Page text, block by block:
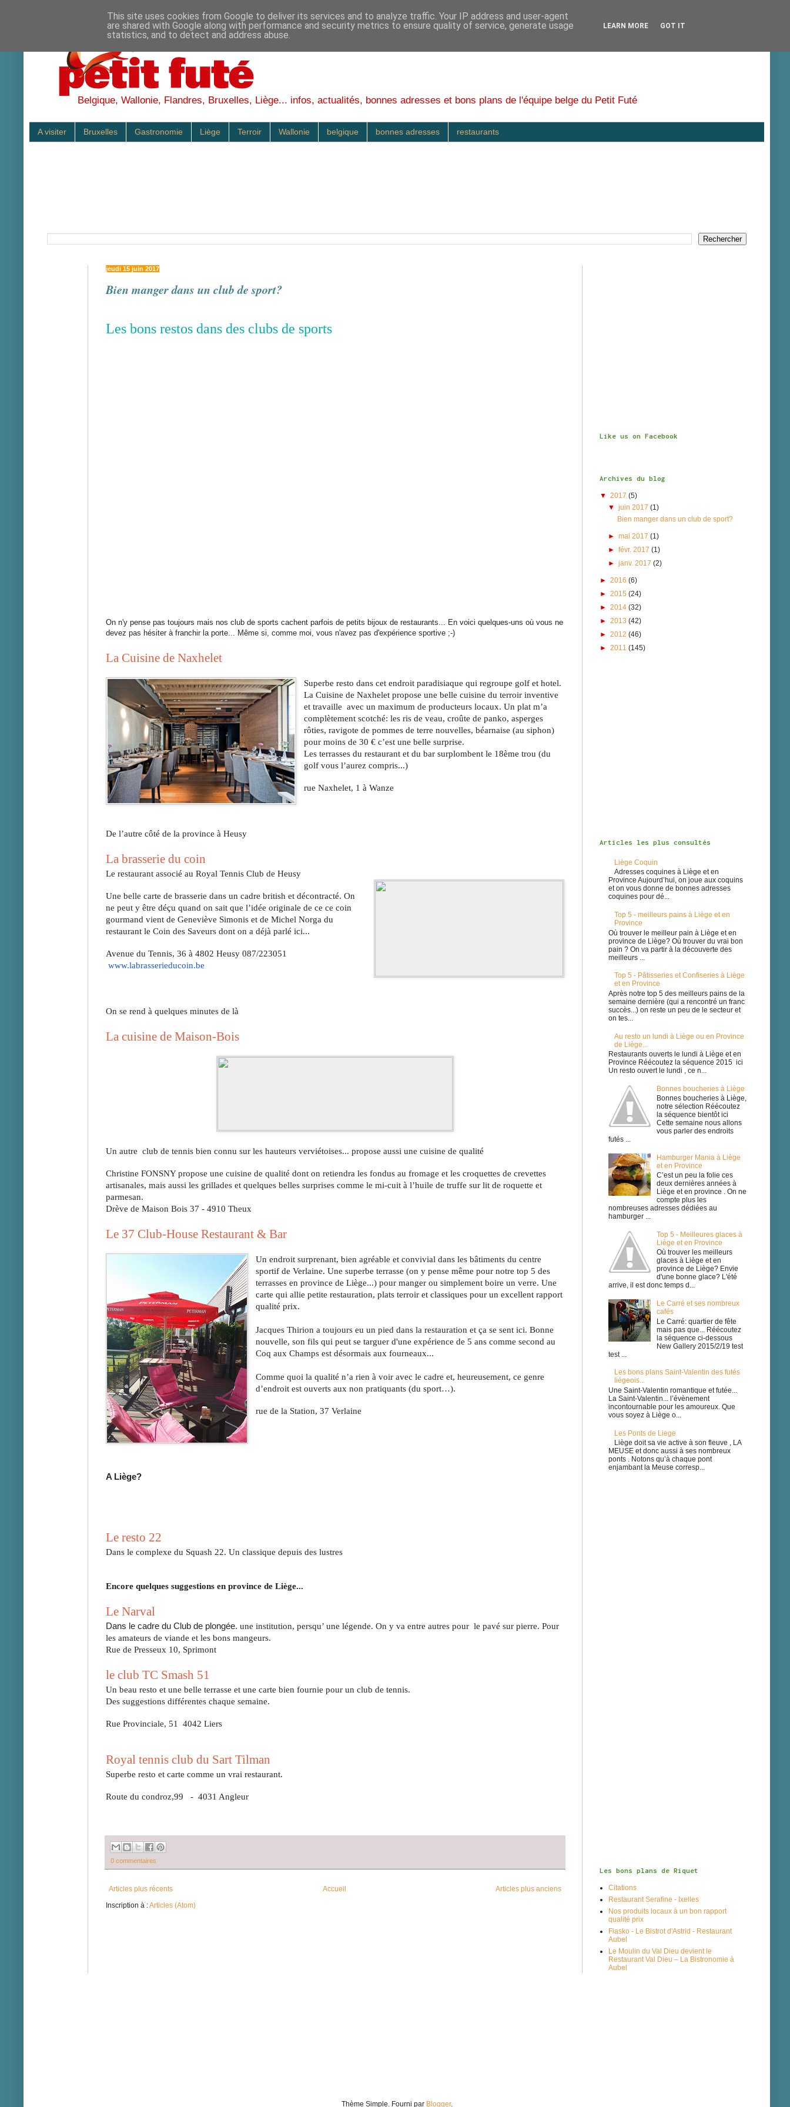
Belgique, Wallonie, Flandres, Bruxelles, Liège... infos, actualités, bonnes adresses et bons plans de l'équipe belge du Petit Futé
A visiter Bruxelles Gastronomie Liège Terroir Wallonie belgique bonnes adresses restaurants
jeudi 15 juin 2017
Bien manger dans un club de sport?
Les bons restos dans des clubs de sports
On n'y pense pas toujours mais nos club de sports cachent parfois de petits bijoux de restaurants... En voici quelques-uns où vous ne
devez pas hésiter à franchir la porte... Même si, comme moi, vous n'avez pas d'expérience sportive ;-)
La Cuisine de Naxhelet
Superbe resto dans cet endroit paradisiaque qui regroupe golf et hotel.
La Cuisine de Naxhelet propose une belle cuisine du terroir inventive
et travaille  avec un maximum de producteurs locaux. Un plat m’a
complètement scotché: les ris de veau, croûte de panko, asperges
rôties, ravigote de pommes de terre nouvelles, béarnaise (au siphon)
pour moins de 30 € c’est une belle surprise.
Les terrasses du restaurant et du bar surplombent le 18ème trou (du
golf vous l’aurez compris...)
rue Naxhelet, 1 à Wanze
De l’autre côté de la province à Heusy
La brasserie du coin
Le restaurant associé au Royal Tennis Club de Heusy
Une belle carte de brasserie dans un cadre british et décontracté. On
ne peut y être déçu quand on sait que l’idée originale de ce ce coin
gourmand vient de Geneviève Simonis et de Michel Norga du
restaurant le Coin des Saveurs dont on a déjà parlé ici...
Avenue du Tennis, 36 à 4802 Heusy 087/223051
www.labrasserieducoin.be
On se rend à quelques minutes de là
La cuisine de Maison-Bois
Un autre  club de tennis bien connu sur les hauteurs verviétoises... propose aussi une cuisine de qualité
Christine FONSNY propose une cuisine de qualité dont on retiendra les fondus au fromage et les croquettes de crevettes
artisanales, mais aussi les grillades et quelques belles surprises comme le mi-cuit à l’huile de truffe sur lit de roquette et
parmesan.
Drève de Maison Bois 37 - 4910 Theux
Le 37 Club-House Restaurant & Bar
Un endroit surprenant, bien agréable et convivial dans les bâtiments du centre
sportif de Verlaine. Une superbe terrasse (on y pense même pour notre top 5 des
terrasses en province de Liège...) pour manger ou simplement boire un verre. Une
carte qui allie petite restauration, plats terroir et classiques pour un excellent rapport
qualité prix.
Jacques Thirion a toujours eu un pied dans la restauration et ça se sent ici. Bonne
nouvelle, son fils qui peut se targuer d'une expérience de 5 ans comme second au
Coq aux Champs est désormais aux fourneaux...
Comme quoi la qualité n’a rien à voir avec le cadre et, heureusement, ce genre
d’endroit est ouverts aux non pratiquants (du sport…).
rue de la Station, 37 Verlaine
A Liège?
Le resto 22
Dans le complexe du Squash 22. Un classique depuis des lustres
Encore quelques suggestions en province de Liège...
Le Narval
Dans le cadre du Club de plongée. une institution, persqu’ une légende. On y va entre autres pour  le pavé sur pierre. Pour
les amateurs de viande et les bons mangeurs.
Rue de Presseux 10, Sprimont
le club TC Smash 51
Un beau resto et une belle terrasse et une carte bien fournie pour un club de tennis.
Des suggestions différentes chaque semaine.
Rue Provinciale, 51  4042 Liers
Royal tennis club du Sart Tilman
Superbe resto et carte comme un vrai restaurant.
Route du condroz,99   -  4031 Angleur
0 commentaires
Articles plus récents Articles plus anciens
Accueil
Inscription à :Articles (Atom)
Like us on Facebook
Archives du blog
▼ 2017 (5)
▼juin 2017(1)
Bien manger dans un club de sport?
►mai 2017(1)
►févr. 2017(1)
►janv. 2017(2)
► 2016 (6)
► 2015 (24)
► 2014 (32)
► 2013 (42)
► 2012 (46)
► 2011 (145)
Articles les plus consultés
Liège Coquin
Adresses coquines à Liège et en
Province Aujourd’hui, on joue aux coquins
et on vous donne de bonnes adresses
coquines pour dé...
Top 5 - meilleurs pains à Liège et en
Province
Où trouver le meilleur pain à Liège et en
province de Liège? Où trouver du vrai bon
pain ? On va partir à la découverte des
meilleurs ...
Top 5 - Pâtisseries et Confiseries à Liège
et en Province
Après notre top 5 des meilleurs pains de la
semaine dernière (qui a rencontré un franc
succès...) on reste un peu de le secteur et
on tes...
Au resto un lundi à Liège ou en Province
de Liège...
Restaurants ouverts le lundi à Liège et en
Province Réécoutez la séquence 2015 ici
Un resto ouvert le lundi , ce n...
Bonnes boucheries à Liège
Bonnes boucheries à Liège,
notre sélection Réécoutez
la séquence bientôt ici
Cette semaine nous allons
vous parler des endroits
futés ...
Hamburger Mania à Liège
et en Province
C’est un peu la folie ces
deux dernières années à
Liège et en province . On ne
compte plus les
nombreuses adresses dédiées au
hamburger ...
Top 5 - Meilleures glaces à
Liège et en Province
Où trouver les meilleurs
glaces à Liège et en
province de Liège? Envie
d'une bonne glace? L'été
arrive, il est donc temps d...
Le Carré et ses nombreux
cafés
Le Carré: quartier de fête
mais pas que... Réécoutez
la séquence ci-dessous
New Gallery 2015/2/19 test
test ...
Les bons plans Saint-Valentin des futés
liégeois...
Une Saint-Valentin romantique et futée...
La Saint-Valentin... l’évènement
incontournable pour les amoureux. Que
vous soyez à Liège o...
Les Ponts de Liege
Liège doit sa vie active à son fleuve , LA
MEUSE et donc aussi à ses nombreux
ponts . Notons qu’à chaque pont
enjambant la Meuse corresp...
Les bons plans de Riquet
Citations
Restaurant Serafine - Ixelles
Nos produits locaux à un bon rapport
qualité prix
Fiasko - Le Bistrot d'Astrid - Restaurant
Aubel
Le Moulin du Val Dieu devient le
Restaurant Val Dieu – La Bistronomie à
Aubel
Thème Simple. Fourni par Blogger.
This site uses cookies from Google to deliver its services and to analyze traffic. Your IP address and user-agent
are shared with Google along with performance and security metrics to ensure quality of service, generate usage
statistics, and to detect and address abuse.
LEARN MORE GOT IT